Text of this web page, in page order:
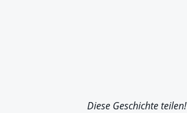
Diese Geschichte teilen!